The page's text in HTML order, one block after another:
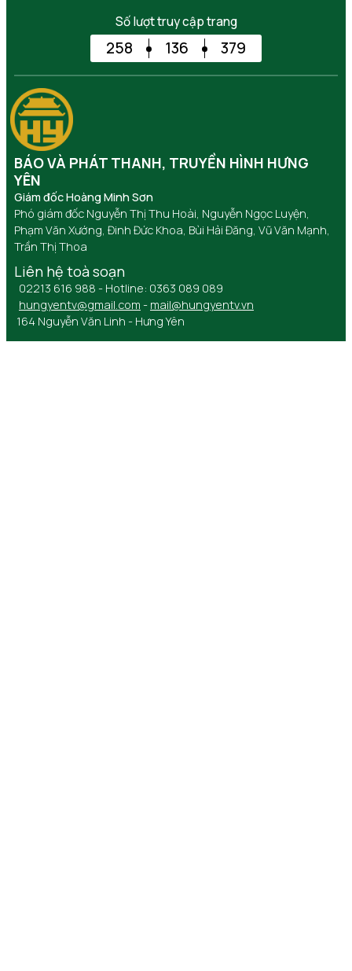
Số lượt truy cập trang
258 136 379
BÁO VÀ PHÁT THANH, TRUYỀN HÌNH HƯNG
YÊN
Giám đốc Hoàng Minh Sơn
Phó giám đốc Nguyễn Thị Thu Hoài, Nguyễn Ngọc Luyện,
Phạm Văn Xướng, Đinh Đức Khoa, Bùi Hải Đăng, Vũ Văn Mạnh,
Trần Thị Thoa
Liên hệ toà soạn
02213 616 988 - Hotline: 0363 089 089
hungyentv@gmail.com - mail@hungyentv.vn
164 Nguyễn Văn Linh - Hưng Yên